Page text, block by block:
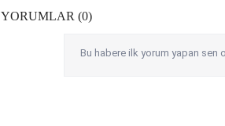
YORUMLAR (0)
Bu habere ilk yorum yapan sen